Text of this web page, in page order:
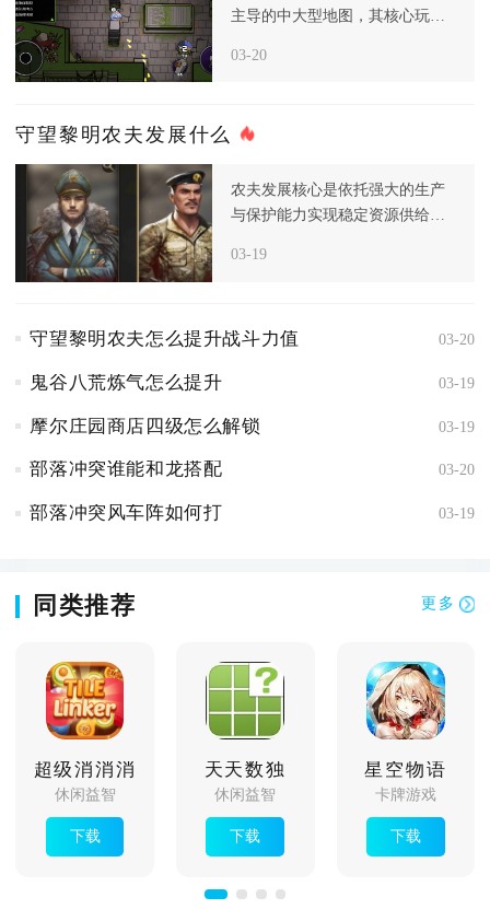
主导的中大型地图，其核心玩法
致命地
03-20
守望黎明农夫发展什么
农夫发展核心是依托强大的生产
与保护能力实现稳定资源供给，
源和食
03-19
守望黎明农夫怎么提升战斗力值 03-20
鬼谷八荒炼气怎么提升 03-19
摩尔庄园商店四级怎么解锁 03-19
部落冲突谁能和龙搭配 03-20
部落冲突风车阵如何打 03-19
同类推荐 更多
超级消消消
休闲益智
下载
天天数独
休闲益智
下载
星空物语
卡牌游戏
下载